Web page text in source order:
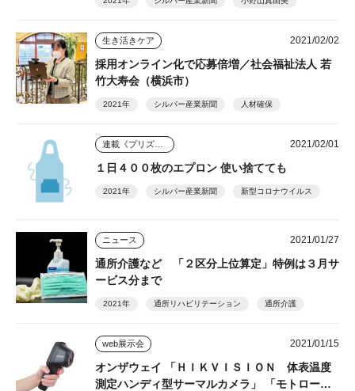
生き活きケア 2021/02/02
採用オンライン化で応募倍増／社会福祉法人 若
竹大寿会（横浜市）
2021年 シルバー産業新聞 人材確保
2021/02/01
１日４００枚のエプロン 使い捨てても
2021年 シルバー産業新聞 新型コロナウイルス
ニュース 2021/01/27
通所介護など 「２区分上位算定」特例は３月サ
ービス分まで
2021年 通所リハビリテーション 通所介護
web展示会 2021/01/15
オンザウェイ 「ＨＩＫＶＩＳＩＯＮ 体表温度
測定ハンディ型サーマルカメラ」 「モトロー